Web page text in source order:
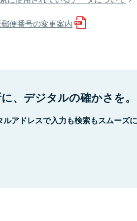
便番号の変更案内
、デジタルの確かさを。
ルアドレスで入力も検索もスムーズ